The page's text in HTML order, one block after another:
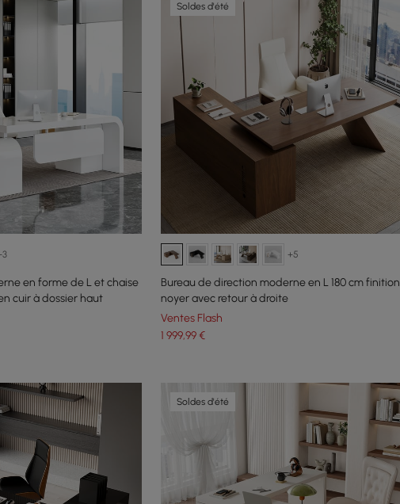
en forme de L et chaise
cuir à dossier haut
Soldes d'été
+5
Bureau de direction moderne en L 180 cm finition
noyer avec retour à droite
Ventes Flash
1 999,99€
Soldes d'été